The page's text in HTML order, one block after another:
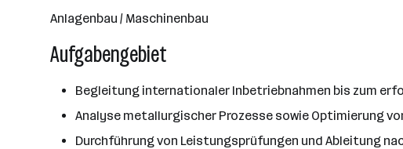
Anlagenbau / Maschinenbau
Aufgabengebiet
Begleitung internationaler Inbetriebnahmen bis zum
Analyse metallurgischer Prozesse sowie Optimierung
Durchführung von Leistungsprüfungen und Ableitung